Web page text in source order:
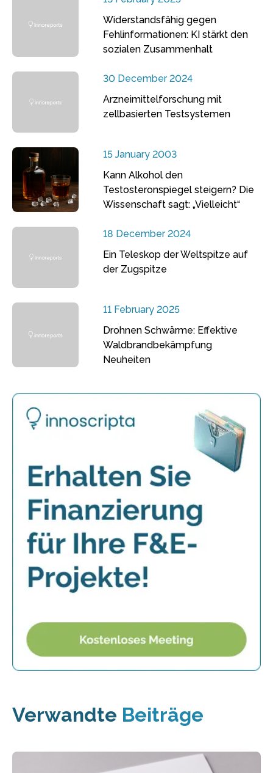
Widerstandsfähig gegen
Fehlinformationen: KI stärkt den
sozialen Zusammenhalt
30 December 2024
Arzneimittelforschung mit
zellbasierten Testsystemen
15 January 2003
Kann Alkohol den
Testosteronspiegel steigern? Die
Wissenschaft sagt: „Vielleicht“
18 December 2024
Ein Teleskop der Weltspitze auf
der Zugspitze
11 February 2025
Drohnen Schwärme: Effektive
Waldbrandbekämpfung
Neuheiten
Verwandte Beiträge